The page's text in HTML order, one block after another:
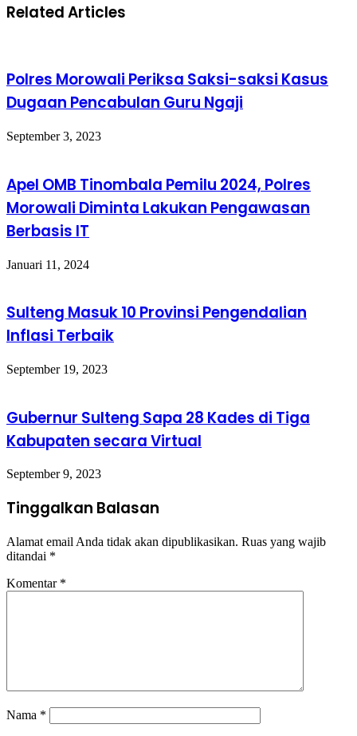
Related Articles
Polres Morowali Periksa Saksi-saksi Kasus
Dugaan Pencabulan Guru Ngaji
September 3, 2023
Apel OMB Tinombala Pemilu 2024, Polres
Morowali Diminta Lakukan Pengawasan
Berbasis IT
Januari 11, 2024
Sulteng Masuk 10 Provinsi Pengendalian
Inflasi Terbaik
September 19, 2023
Gubernur Sulteng Sapa 28 Kades di Tiga
Kabupaten secara Virtual
September 9, 2023
Tinggalkan Balasan
Alamat email Anda tidak akan dipublikasikan. Ruas yang wajib
ditandai *
Komentar *
Nama *